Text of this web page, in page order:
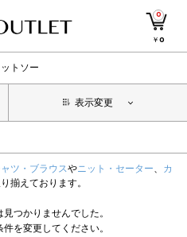
0
￥0
トソー
表示変更
ツ・ブラウスやニット・セーター、 カ
揃えております。
つかりませんでした。
を変更してください。